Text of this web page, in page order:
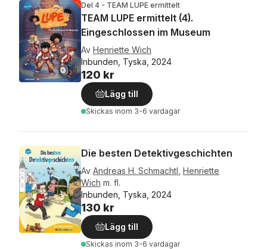
Del 4 - TEAM LUPE ermittelt
TEAM LUPE ermittelt (4).
Eingeschlossen im Museum
Av Henriette Wich
Inbunden, Tyska, 2024
120 kr
Lägg till
Skickas inom 3-6 vardagar
Die besten Detektivgeschichten
Av Andreas H. Schmachtl Henriette
Wich m. fl.
Inbunden, Tyska, 2024
130 kr
Lägg till
Skickas inom 3-6 vardagar